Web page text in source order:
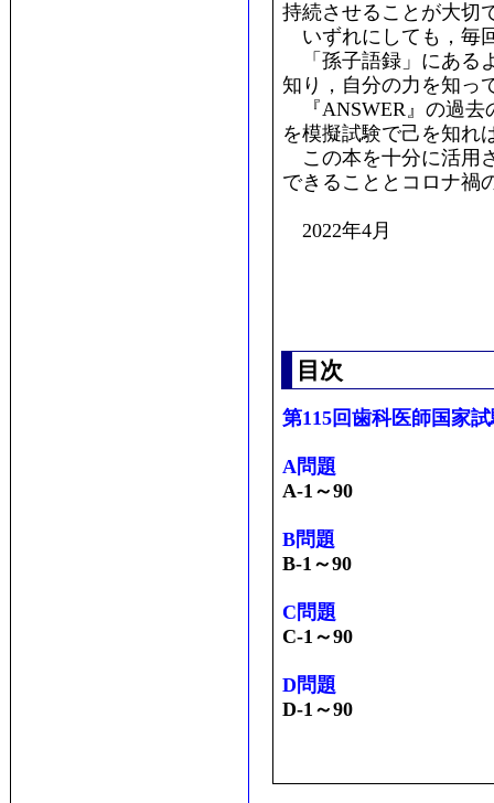
持続させることが大切
いずれにしても，毎
「孫子語録」にある
知り，自分の力を知っ
『ANSWER』の過去
を模擬試験で己を知れ
この本を十分に活用
できることとコロナ禍
2022年4月
目次
第115回歯科医師国家
A問題
A-1～90
B問題
B-1～90
C問題
C-1～90
D問題
D-1～90